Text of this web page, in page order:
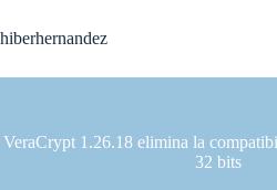
al
contenido
hiberhernandez
VeraCrypt 1.26.18 elimina la
32 bits